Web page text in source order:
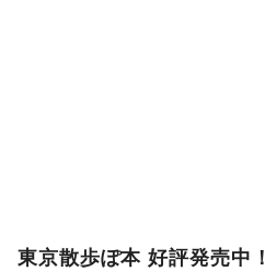
東京散歩ぽ本 好評発売中！